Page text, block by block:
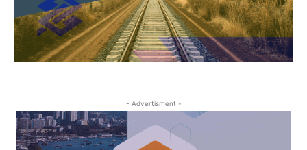
- Advertisment -